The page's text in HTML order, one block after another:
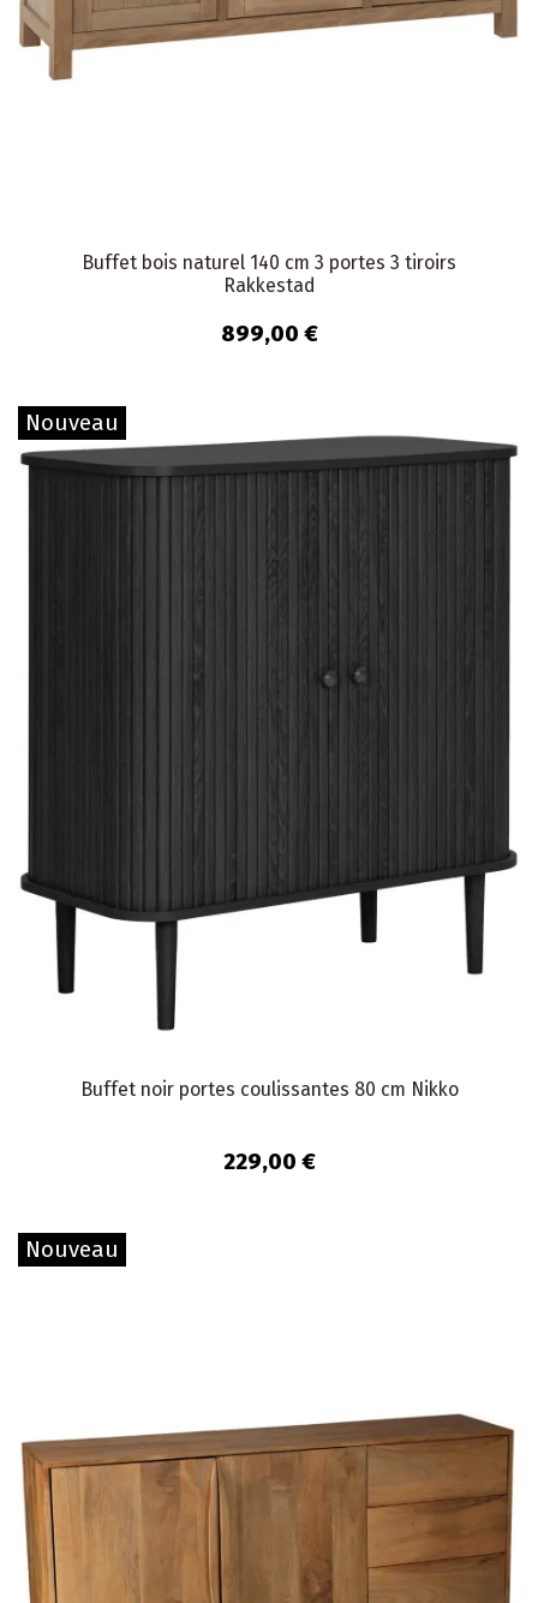
Buffet bois naturel 140 cm 3 portes 3 tiroirs
Rakkestad
899,00 €
Nouveau
Buffet noir portes coulissantes 80 cm Nikko
229,00 €
Nouveau